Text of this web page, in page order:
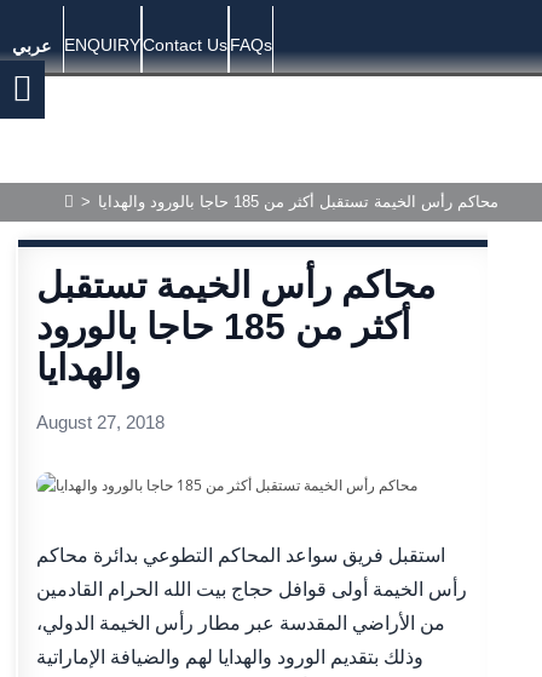
عربي ENQUIRYContact UsFAQs
> محاكم رأس الخيمة تستقبل أكثر من 185 حاجا بالورود والهدايا
محاكم رأس الخيمة تستقبل
أكثر من 185 حاجا بالورود
والهدايا
August 27, 2018
استقبل فريق سواعد المحاكم التطوعي بدائرة محاكم
رأس الخيمة أولى قوافل حجاج بيت الله الحرام القادمين
من الأراضي المقدسة عبر مطار رأس الخيمة الدولي،
وذلك بتقديم الورود والهدايا لهم والضيافة الإماراتية